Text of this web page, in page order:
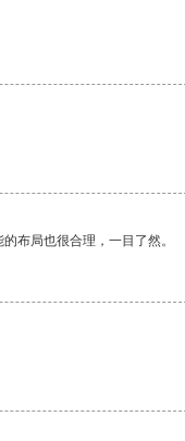
布局也很合理，一目了然。